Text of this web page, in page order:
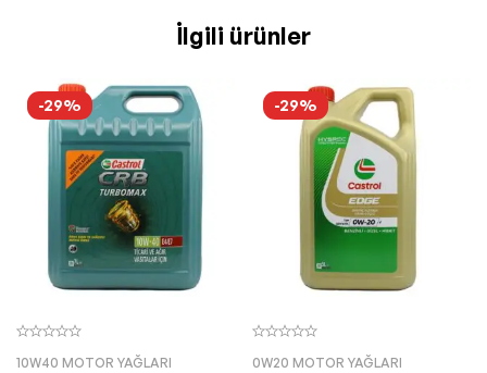
İlgili ürünler
-29%
10W40 MOTOR YAĞLARI
-29%
0W20 MOTOR YAĞLARI